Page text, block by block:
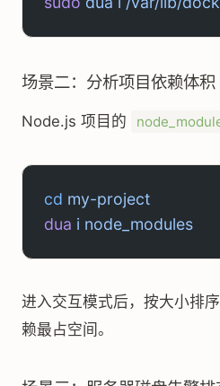
场景二：分析项目依赖体积
Node.js 项目的
cd my-project
dua i node_modules
进入交互模式后，按大小排
赖最占空间。